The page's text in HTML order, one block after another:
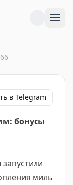
в Telegram
бонусы
миль